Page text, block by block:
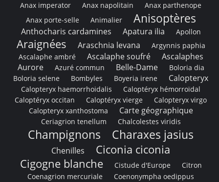
Anax imperator
Anax napolitain
Anax parthenope
Anax porte-selle
Animalier Anisoptères
Anthocharis cardamines Apatura ilia Apollon
Araignées Araschnia levana
Argynnis paphia
Ascalaphe ambré
Ascalaphe soufré
Ascalaphes
Aurore
Azuré commun Belle-Dame
Boloria dia
Boloria selene
Bombyles Boyeria irene Calopteryx
Calopteryx haemorrhoidalis
Caloptéryx hémorroïdal
Caloptéryx occitan
Caloptéryx vierge
Calopteryx virgo
Calopteryx xanthostoma
Carte géographique
Ceriagrion tenellum Chalcolestes viridis
Champignons Charaxes jasius
Chenilles
Ciconia ciconia
Cigogne blanche
Cistude d'Europe
Citron
Coenagrion mercuriale
Coenonympha oedippus